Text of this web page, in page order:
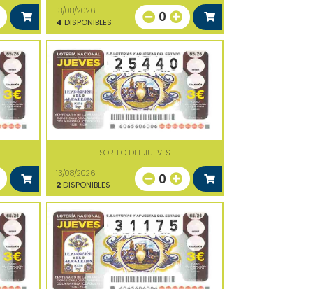
13/08/2026
4 DISPONIBLES 0
SORTEO DEL JUEVES
13/08/2026
2DISPONIBLES 0